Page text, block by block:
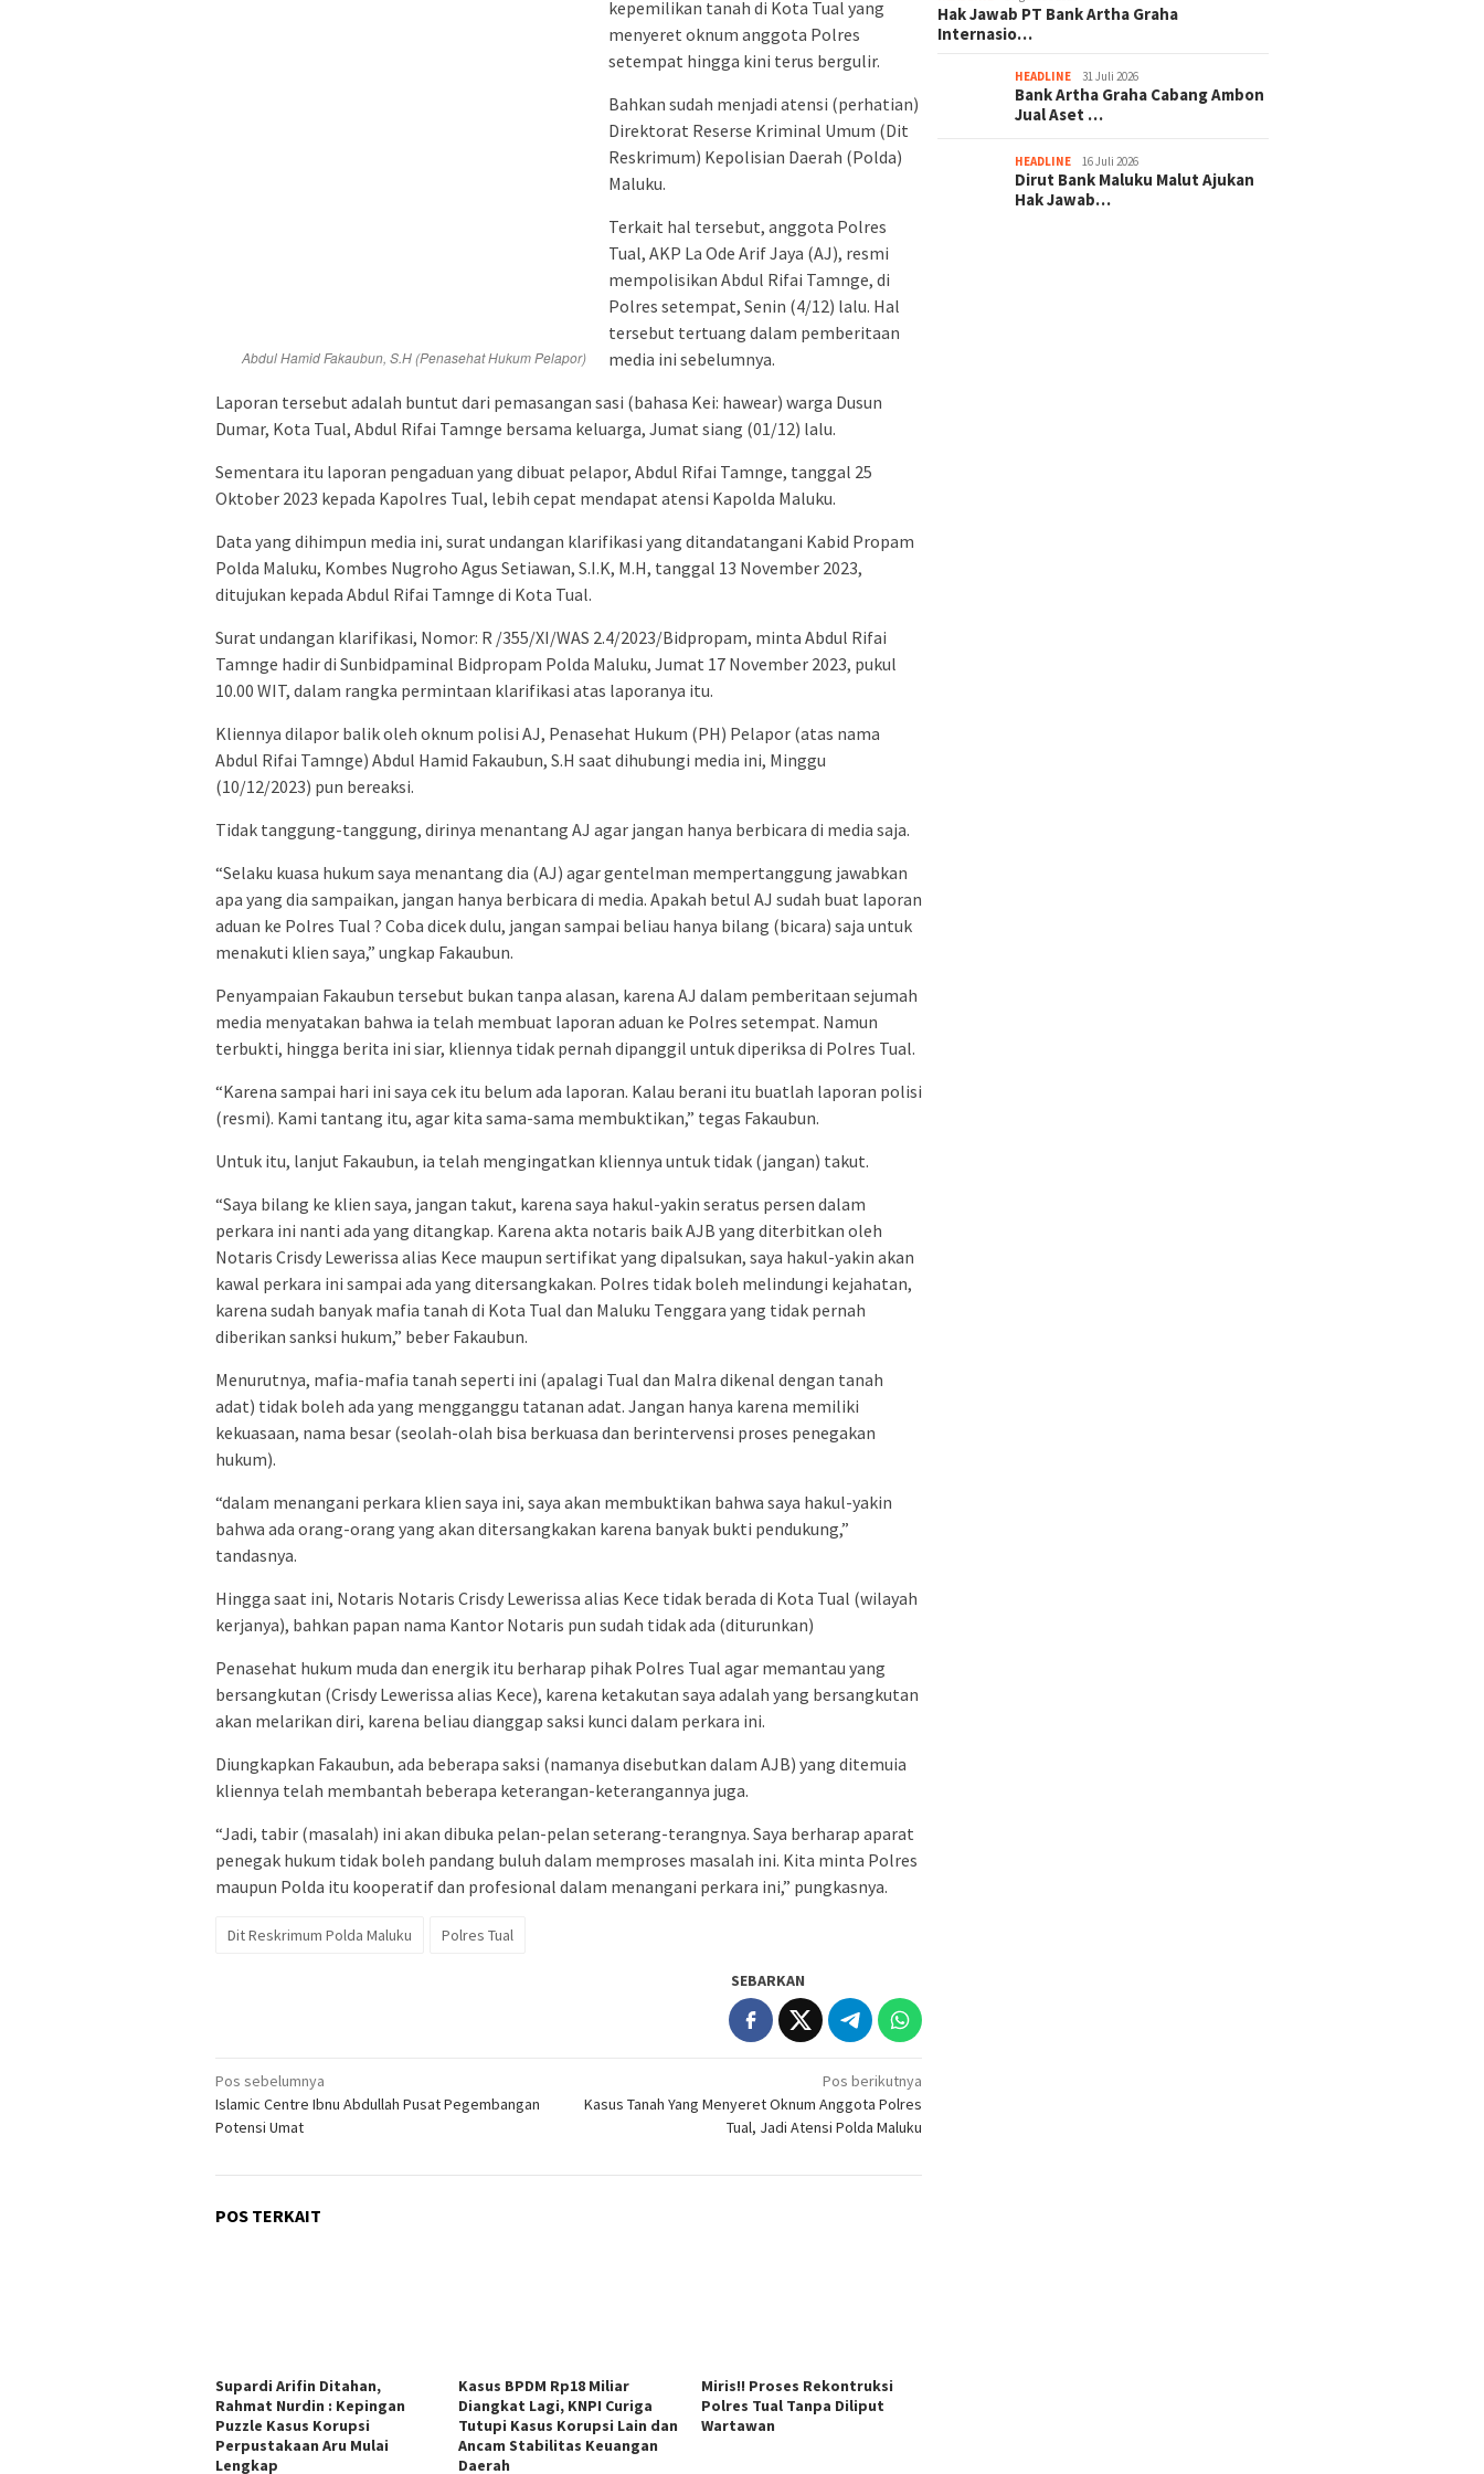
Abdul Hamid Fakaubun, S.H (Penasehat Hukum Pelapor)
kepemilikan tanah di Kota Tual yang
menyeret oknum anggota Polres
setempat hingga kini terus bergulir.
Bahkan sudah menjadi atensi (perhatian)
Direktorat Reserse Kriminal Umum (Dit
Reskrimum) Kepolisian Daerah (Polda)
Maluku.
Terkait hal tersebut, anggota Polres
Tual, AKP La Ode Arif Jaya (AJ), resmi
mempolisikan Abdul Rifai Tamnge, di
Polres setempat, Senin (4/12) lalu. Hal
tersebut tertuang dalam pemberitaan
media ini sebelumnya.
Laporan tersebut adalah buntut dari pemasangan sasi (bahasa Kei: hawear) warga Dusun
Dumar, Kota Tual, Abdul Rifai Tamnge bersama keluarga, Jumat siang (01/12) lalu.
Sementara itu laporan pengaduan yang dibuat pelapor, Abdul Rifai Tamnge, tanggal 25
Oktober 2023 kepada Kapolres Tual, lebih cepat mendapat atensi Kapolda Maluku.
Data yang dihimpun media ini, surat undangan klarifikasi yang ditandatangani Kabid Propam
Polda Maluku, Kombes Nugroho Agus Setiawan, S.I.K, M.H, tanggal 13 November 2023,
ditujukan kepada Abdul Rifai Tamnge di Kota Tual.
Surat undangan klarifikasi, Nomor: R /355/XI/WAS 2.4/2023/Bidpropam, minta Abdul Rifai
Tamnge hadir di Sunbidpaminal Bidpropam Polda Maluku, Jumat 17 November 2023, pukul
10.00 WIT, dalam rangka permintaan klarifikasi atas laporanya itu.
Kliennya dilapor balik oleh oknum polisi AJ, Penasehat Hukum (PH) Pelapor (atas nama
Abdul Rifai Tamnge) Abdul Hamid Fakaubun, S.H saat dihubungi media ini, Minggu
(10/12/2023) pun bereaksi.
Tidak tanggung-tanggung, dirinya menantang AJ agar jangan hanya berbicara di media saja.
“Selaku kuasa hukum saya menantang dia (AJ) agar gentelman mempertanggung jawabkan
apa yang dia sampaikan, jangan hanya berbicara di media. Apakah betul AJ sudah buat laporan
aduan ke Polres Tual ? Coba dicek dulu, jangan sampai beliau hanya bilang (bicara) saja untuk
menakuti klien saya,” ungkap Fakaubun.
Penyampaian Fakaubun tersebut bukan tanpa alasan, karena AJ dalam pemberitaan sejumah
media menyatakan bahwa ia telah membuat laporan aduan ke Polres setempat. Namun
terbukti, hingga berita ini siar, kliennya tidak pernah dipanggil untuk diperiksa di Polres Tual.
“Karena sampai hari ini saya cek itu belum ada laporan. Kalau berani itu buatlah laporan polisi
(resmi). Kami tantang itu, agar kita sama-sama membuktikan,” tegas Fakaubun.
Untuk itu, lanjut Fakaubun, ia telah mengingatkan kliennya untuk tidak (jangan) takut.
“Saya bilang ke klien saya, jangan takut, karena saya hakul-yakin seratus persen dalam
perkara ini nanti ada yang ditangkap. Karena akta notaris baik AJB yang diterbitkan oleh
Notaris Crisdy Lewerissa alias Kece maupun sertifikat yang dipalsukan, saya hakul-yakin akan
kawal perkara ini sampai ada yang ditersangkakan. Polres tidak boleh melindungi kejahatan,
karena sudah banyak mafia tanah di Kota Tual dan Maluku Tenggara yang tidak pernah
diberikan sanksi hukum,” beber Fakaubun.
Menurutnya, mafia-mafia tanah seperti ini (apalagi Tual dan Malra dikenal dengan tanah
adat) tidak boleh ada yang mengganggu tatanan adat. Jangan hanya karena memiliki
kekuasaan, nama besar (seolah-olah bisa berkuasa dan berintervensi proses penegakan
hukum).
“dalam menangani perkara klien saya ini, saya akan membuktikan bahwa saya hakul-yakin
bahwa ada orang-orang yang akan ditersangkakan karena banyak bukti pendukung,”
tandasnya.
Hingga saat ini, Notaris Notaris Crisdy Lewerissa alias Kece tidak berada di Kota Tual (wilayah
kerjanya), bahkan papan nama Kantor Notaris pun sudah tidak ada (diturunkan)
Penasehat hukum muda dan energik itu berharap pihak Polres Tual agar memantau yang
bersangkutan (Crisdy Lewerissa alias Kece), karena ketakutan saya adalah yang bersangkutan
akan melarikan diri, karena beliau dianggap saksi kunci dalam perkara ini.
Diungkapkan Fakaubun, ada beberapa saksi (namanya disebutkan dalam AJB) yang ditemuia
kliennya telah membantah beberapa keterangan-keterangannya juga.
“Jadi, tabir (masalah) ini akan dibuka pelan-pelan seterang-terangnya. Saya berharap aparat
penegak hukum tidak boleh pandang buluh dalam memproses masalah ini. Kita minta Polres
maupun Polda itu kooperatif dan profesional dalam menangani perkara ini,” pungkasnya.
Dit Reskrimum Polda Maluku Polres Tual
SEBARKAN
Navigasi
pos
Pos sebelumnya
Islamic Centre Ibnu Abdullah Pusat Pegembangan
Potensi Umat
Pos berikutnya
Kasus Tanah Yang Menyeret Oknum Anggota Polres
Tual, Jadi Atensi Polda Maluku
POS TERKAIT
Supardi Arifin Ditahan,
Rahmat Nurdin : Kepingan
Puzzle Kasus Korupsi
Perpustakaan Aru Mulai
Lengkap
Kasus BPDM Rp18 Miliar
Diangkat Lagi, KNPI Curiga
Tutupi Kasus Korupsi Lain dan
Ancam Stabilitas Keuangan
Daerah
Miris!! Proses Rekontruksi
Polres Tual Tanpa Diliput
Wartawan
Hak Jawab PT Bank Artha Graha
Internasio…
HEADLINE 31 Juli 2026
Bank Artha Graha Cabang Ambon
Jual Aset …
HEADLINE 16 Juli 2026
Dirut Bank Maluku Malut Ajukan
Hak Jawab…